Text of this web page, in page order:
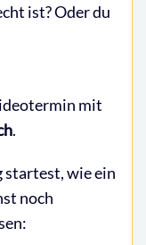
ist? Oder du
mit
.
startest, wie ein
noch